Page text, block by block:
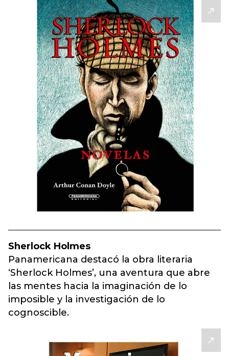
Sherlock Holmes
Panamericana destacó la obra literaria
‘Sherlock Holmes’, una aventura que abre
las mentes hacia la imaginación de lo
imposible y la investigación de lo
cognoscible.